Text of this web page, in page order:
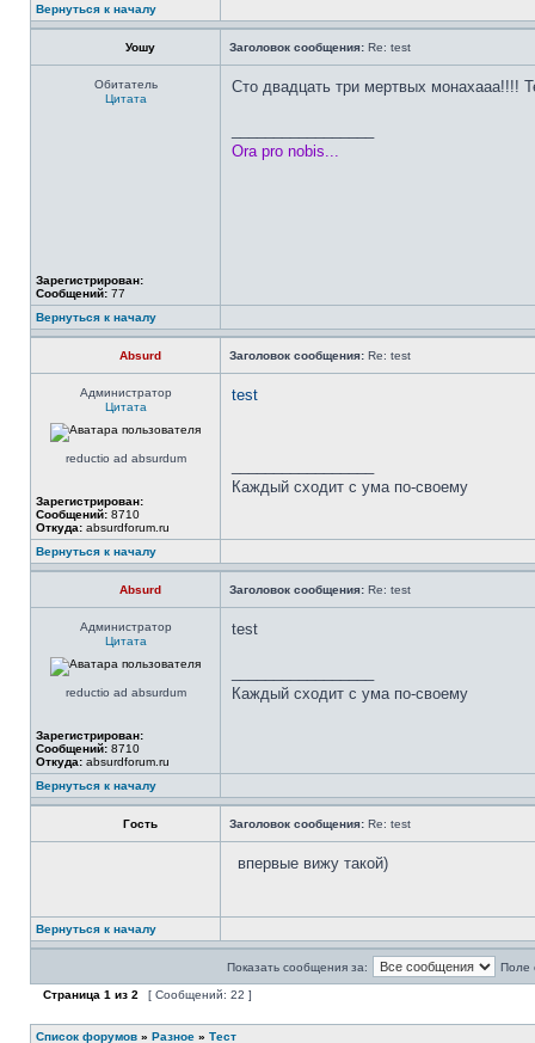
Вернуться к началу
Уошу Заголовок сообщения: Re: test
Обитатель
Цитата
Зарегистрирован:
Сообщений: 77
Сто двадцать три мертвых монахааа!!!!
Ora pro nobis...
Вернуться к началу
Absurd Заголовок сообщения: Re: test
Администратор
Цитата
reductio ad absurdum
Зарегистрирован:
Сообщений: 8710
Откуда: absurdforum.ru
test
Каждый сходит с ума по-своему
Вернуться к началу
Absurd Заголовок сообщения: Re: test
Администратор
Цитата
reductio ad absurdum
Зарегистрирован:
Сообщений: 8710
Откуда: absurdforum.ru
test
Каждый сходит с ума по-своему
Вернуться к началу
Гость Заголовок сообщения: Re: test
впервые вижу такой)
Вернуться к началу
Показать сообщения за: Поле
Страница 1 из 2 [ Сообщений: 22 ]
Список форумов » Разное » Тест